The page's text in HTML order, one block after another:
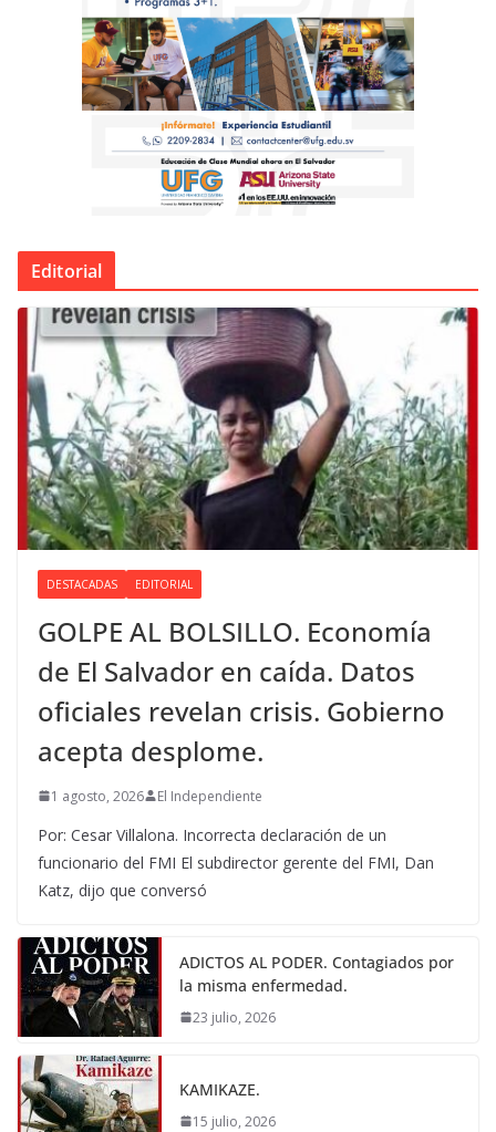
Editorial
DESTACADAS EDITORIAL
GOLPE AL BOLSILLO. Economía
de El Salvador en caída. Datos
oficiales revelan crisis. Gobierno
acepta desplome.
1 agosto, 2026 El Independiente
Por: Cesar Villalona. Incorrecta declaración de un
funcionario del FMI El subdirector gerente del FMI, Dan
Katz, dijo que conversó
ADICTOS AL PODER. Contagiados por
la misma enfermedad.
23 julio, 2026
KAMIKAZE.
15 julio, 2026